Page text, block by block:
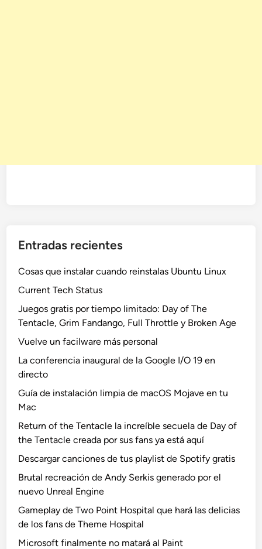
Entradas recientes
Cosas que instalar cuando reinstalas Ubuntu Linux
Current Tech Status
Juegos gratis por tiempo limitado: Day of The
Tentacle, Grim Fandango, Full Throttle y Broken Age
Vuelve un facilware más personal
La conferencia inaugural de la Google I/O 19 en
directo
Guía de instalación limpia de macOS Mojave en tu
Mac
Return of the Tentacle la increíble secuela de Day of
the Tentacle creada por sus fans ya está aquí
Descargar canciones de tus playlist de Spotify gratis
Brutal recreación de Andy Serkis generado por el
nuevo Unreal Engine
Gameplay de Two Point Hospital que hará las delicias
de los fans de Theme Hospital
Microsoft finalmente no matará al Paint